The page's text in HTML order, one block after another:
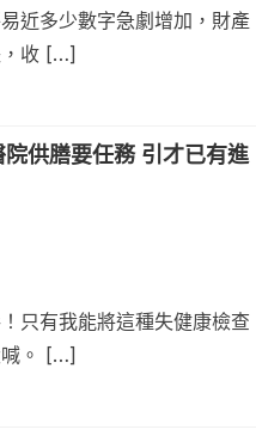
近多少數字急劇增加，財產
，收 […]
供膳要任務 引才已有進
只有我能將這種失健康檢查
喊。 […]